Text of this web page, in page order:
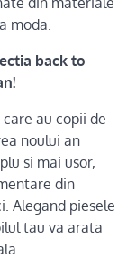
moda.
back to
au copii de
noului an
si mai usor,
din
Alegand piesele
tau va arata